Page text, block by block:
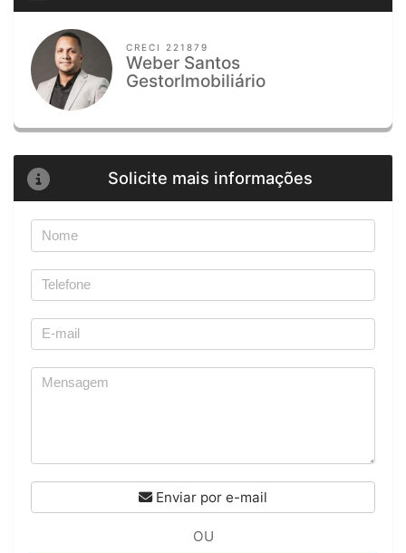
CRECI 221879
Weber Santos
GestorImobiliário
Solicite mais informações
Enviar por e-mail
OU